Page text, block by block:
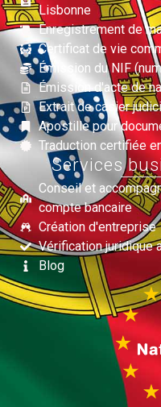
Lisbonne
Enregistrement de
Certificat de vie
Émission du NIF
Émission d'acte de
Extrait de casier
Apostille pour
Traduction certifiée
Services
Conseil et
compte bancaire
Création d'entreprise
Vérification juridique
Blog